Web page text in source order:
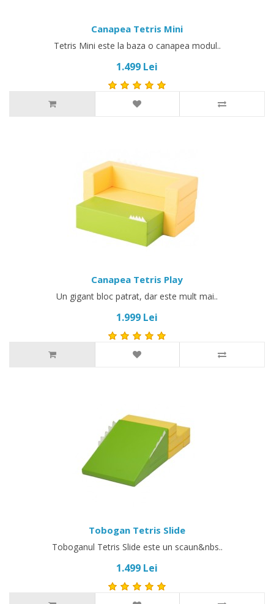
Canapea Tetris Mini
Tetris Mini este la baza o canapea modul..
1.499 Lei
Canapea Tetris Play
Un gigant bloc patrat, dar este mult mai..
1.999 Lei
Tobogan Tetris Slide
Toboganul Tetris Slide este un scaun&nbs..
1.499 Lei